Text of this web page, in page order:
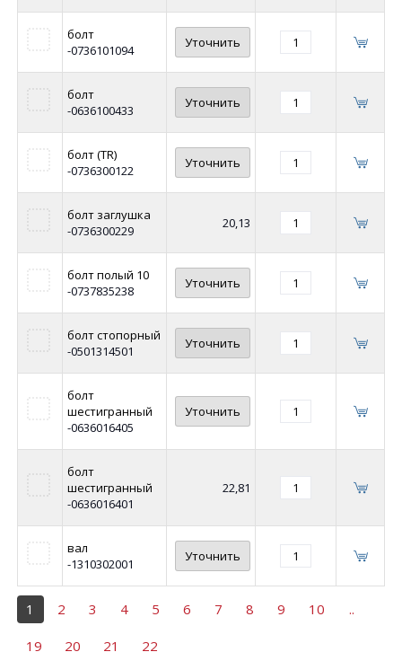
болт
-0736101094
Уточнить
болт
-0636100433
Уточнить
болт (TR)
-0736300122
Уточнить
болт заглушка
-0736300229
20,13
болт полый 10
-0737835238
Уточнить
болт стопорный
-0501314501
Уточнить
болт
шестигранный
-0636016405
Уточнить
болт
шестигранный
-0636016401
22,81
вал
-1310302001
Уточнить
1 2 3 4 5 6 7 8 9 10 ..
19 20 21 22